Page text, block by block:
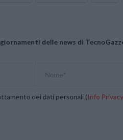
delle news di
dei dati personali (Info Privacy